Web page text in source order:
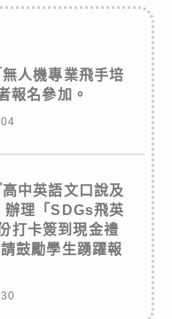
人機專業飛手培
報名參加。
中英語文口說及
辦理「SDGs飛英
打卡簽到現金禮
鼓勵學生踴躍報